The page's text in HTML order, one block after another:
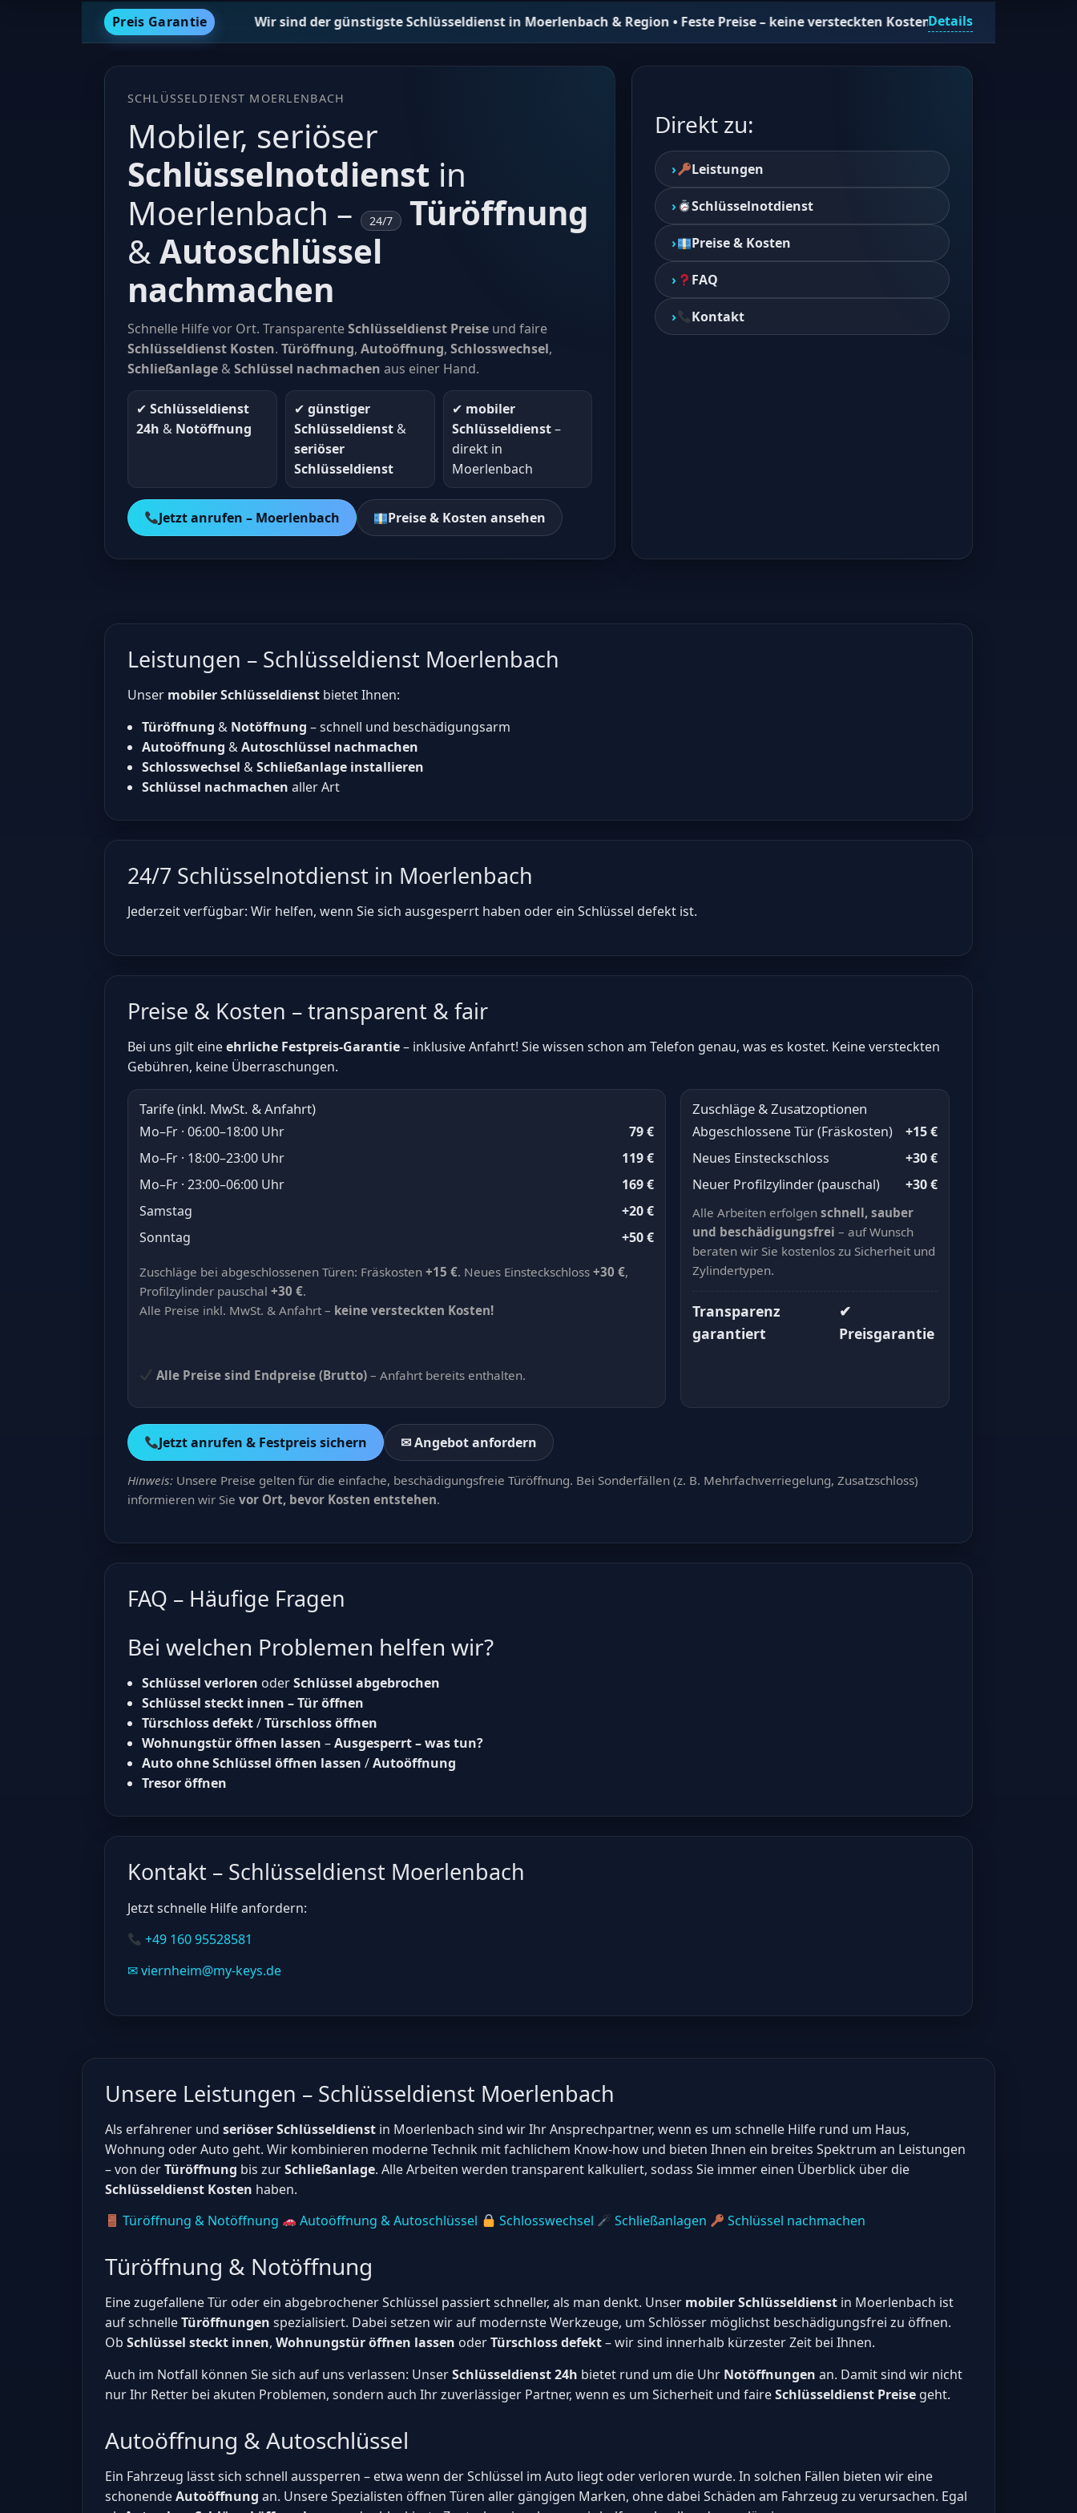
Preis GarantieWir sind der günstigste Schlüsseldienst in Moerlenbach & Region • Feste Preise – keine versteckten Kosten • 24/7 erreichbar • Jetzt anrufen: +49
Details
SCHLÜSSELDIENST MOERLENBACH
Mobiler, seriöser
Schlüsselnotdienst in
Moerlenbach –
24/7
Türöffnung
& Autoschlüssel
nachmachen
Schnelle Hilfe vor Ort. TransparenteSchlüsseldienst Preise und faire
Schlüsseldienst Kosten. Türöffnung, Autoöffnung, Schlosswechsel,
Schließanlage &Schlüssel nachmachen aus einer Hand.
✔︎ Schlüsseldienst
24h & Notöffnung
✔︎ günstiger
Schlüsseldienst&
seriöser
Schlüsseldienst
✔︎ mobiler
Schlüsseldienst–
direkt in
Moerlenbach
Jetzt anrufen – Moerlenbach Preise & Kosten ansehen
Direkt zu:
Leistungen
Schlüsselnotdienst
Preise & Kosten
FAQ
Kontakt
Leistungen – Schlüsseldienst Moerlenbach
Unser mobiler Schlüsseldienst bietet Ihnen:
Türöffnung & Notöffnung – schnell und beschädigungsarm
Autoöffnung &Autoschlüssel nachmachen
Schlosswechsel &Schließanlage installieren
Schlüssel nachmachen aller Art
24/7 Schlüsselnotdienst in Moerlenbach
Jederzeit verfügbar: Wir helfen, wenn Sie sich ausgesperrt haben oder ein Schlüssel defekt ist.
Preise & Kosten – transparent & fair
Bei uns gilt eineehrliche Festpreis-Garantie– inklusive Anfahrt! Sie wissen schon am Telefon genau, was es kostet. Keine versteckten
Gebühren, keine Überraschungen.
Tarife (inkl. MwSt. & Anfahrt)
Mo–Fr · 06:00–18:00 Uhr
79 €
Mo–Fr · 18:00–23:00 Uhr
119 €
Mo–Fr · 23:00–06:00 Uhr
169 €
Samstag
+20 €
Sonntag
+50 €
Zuschläge bei abgeschlossenen Türen: Fräskosten +15 €. Neues Einsteckschloss +30 €,
Profilzylinder pauschal +30 €.
Alle Preise inkl. MwSt. & Anfahrt – keine versteckten Kosten!
Alle Preise sind Endpreise (Brutto) – Anfahrt bereits enthalten.
Zuschläge & Zusatzoptionen
Abgeschlossene Tür (Fräskosten)
+15 €
Neues Einsteckschloss
+30 €
Neuer Profilzylinder (pauschal)
+30 €
Alle Arbeiten erfolgen schnell, sauber
und beschädigungsfrei – auf Wunsch
beraten wir Sie kostenlos zu Sicherheit und
Zylindertypen.
Transparenz
garantiert
✔
Preisgarantie
Jetzt anrufen & Festpreis sichern ✉ Angebot anfordern
Hinweis: Unsere Preise gelten für die einfache, beschädigungsfreie Türöffnung. Bei Sonderfällen (z. B. Mehrfachverriegelung, Zusatzschloss)
informieren wir Sie vor Ort, bevor Kosten entstehen.
FAQ – Häufige Fragen
Bei welchen Problemen helfen wir?
Schlüssel verloren oderSchlüssel abgebrochen
Schlüssel steckt innen – Tür öffnen
Türschloss defekt/Türschloss öffnen
Wohnungstür öffnen lassen –Ausgesperrt – was tun?
Auto ohne Schlüssel öffnen lassen /Autoöffnung
Tresor öffnen
Kontakt – Schlüsseldienst Moerlenbach
Jetzt schnelle Hilfe anfordern:
+49 160 95528581
✉ viernheim@my-keys.de
Unsere Leistungen – Schlüsseldienst Moerlenbach
Als erfahrener und seriöser Schlüsseldienst in Moerlenbach sind wir Ihr Ansprechpartner, wenn es um schnelle Hilfe rund um Haus,
Wohnung oder Auto geht. Wir kombinieren moderne Technik mit fachlichem Know-how und bieten Ihnen ein breites Spektrum an Leistungen
– von derTüröffnung bis zurSchließanlage. Alle Arbeiten werden transparent kalkuliert, sodass Sie immer einen Überblick über die
Schlüsseldienst Kosten haben.
Türöffnung & Notöffnung
Autoöffnung & Autoschlüssel Schlosswechsel Schließanlagen Schlüssel nachmachen
Türöffnung & Notöffnung
Eine zugefallene Tür oder ein abgebrochener Schlüssel passiert schneller, als man denkt. Unser mobiler Schlüsseldienst in Moerlenbach ist
auf schnelleTüröffnungen spezialisiert. Dabei setzen wir auf modernste Werkzeuge, um Schlösser möglichst beschädigungsfrei zu öffnen.
Ob Schlüssel steckt innen, Wohnungstür öffnen lassen oderTürschloss defekt– wir sind innerhalb kürzester Zeit bei Ihnen.
Auch im Notfall können Sie sich auf uns verlassen: UnserSchlüsseldienst 24h bietet rund um die Uhr Notöffnungen an. Damit sind wir nicht
nur Ihr Retter bei akuten Problemen, sondern auch Ihr zuverlässiger Partner, wenn es um Sicherheit und faireSchlüsseldienst Preise geht.
Autoöffnung & Autoschlüssel
Ein Fahrzeug lässt sich schnell aussperren – etwa wenn der Schlüssel im Auto liegt oder verloren wurde. In solchen Fällen bieten wir eine
schonendeAutoöffnung an. Unsere Spezialisten öffnen Türen aller gängigen Marken, ohne dabei Schäden am Fahrzeug zu verursachen. Egal